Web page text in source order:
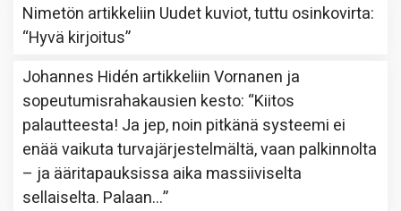
Nimetön artikkeliin Uudet kuviot, tuttu osinkovirta:
“Hyvä kirjoitus”
Johannes Hidén artikkeliinVornanen ja
sopeutumisrahakausien kesto: “Kiitos
palautteesta! Ja jep, noin pitkänä systeemi ei
enää vaikuta turvajärjestelmältä, vaan palkinnolta
– ja ääritapauksissa aika massiiviselta
sellaiselta. Palaan…”